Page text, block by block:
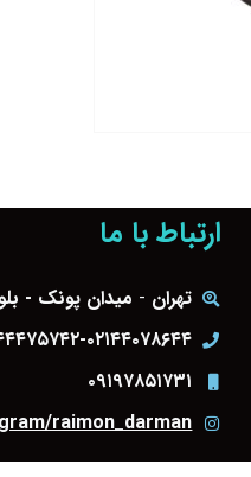
ارتباط با ما
تهران - میدان پونک -
۰۲۱۴۴۴۷۵۷۴۲-۰۲۱۴۴۰۷۸۶۴۴ -
۰۹۱۹۷۸۵۱۷۳۱
raimon_darman